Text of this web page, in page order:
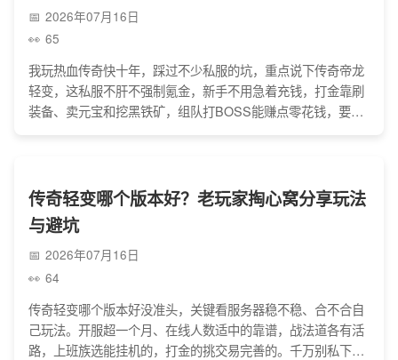
2026年07月16日
65
我玩热血传奇快十年，踩过不少私服的坑，重点说下传奇帝龙
轻变，这私服不肝不强制氪金，新手不用急着充钱，打金靠刷
装备、卖元宝和挖黑铁矿，组队打BOSS能赚点零花钱，要注
传奇轻变哪个版本好？老玩家掏心窝分享玩法
与避坑
2026年07月16日
64
传奇轻变哪个版本好没准头，关键看服务器稳不稳、合不合自
己玩法。开服超一个月、在线人数适中的靠谱，战法道各有活
路，上班族选能挂机的，打金的挑交易完善的。千万别私下交